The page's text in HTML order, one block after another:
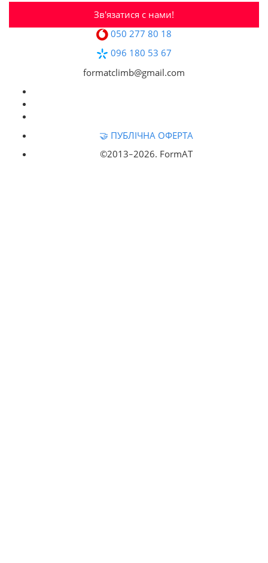
Зв'язатися с нами!
050 277 80 18
096 180 53 67
formatclimb@gmail.com
🤝 ПУБЛІЧНА ОФЕРТА
©2013‒2026. FormAT